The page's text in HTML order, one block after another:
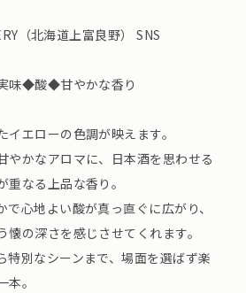
（北海道上富良野） SNS
◆酸◆甘やかな香り
イエローの色調が映えます。
やかなアロマに、日本酒を思わせる
なる上品な香り。
で心地よい酸が真っ直ぐに広がり、
懐の深さを感じさせてくれます。
特別なシーンまで、場面を選ばず楽
。